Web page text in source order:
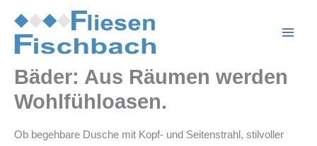
Inhalt
springen
Bäder: Aus Räumen werden
Wohlfühloasen.
Ob begehbare Dusche mit Kopf- und Seitenstrahl, stilvoller